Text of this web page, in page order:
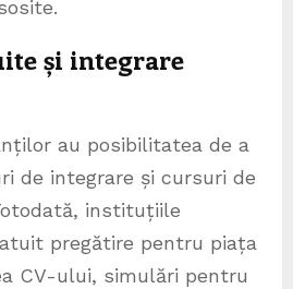
și integrare
au posibilitatea de a
de integrare și cursuri de
instituțiile
pregătire pentru piața
CV-ului, simulări pentru